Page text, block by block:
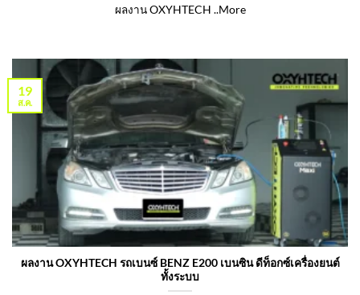
ผลงาน OXYHTECH ..More
ผลงาน OXYHTECH รถเบนซ์ BENZ E200 เบนซิน ดีท็อกซ์เครื่องยนต์
ทั้งระบบ
19
ส.ค.